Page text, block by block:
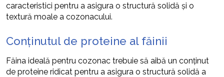
caracteristici pentru a asigura o structură solidă și o
textură moale a cozonacului.
Conținutul de proteine al făinii
Făina ideală pentru cozonac trebuie să aibă un conținut
de proteine ridicat pentru a asigura o structură solidă a